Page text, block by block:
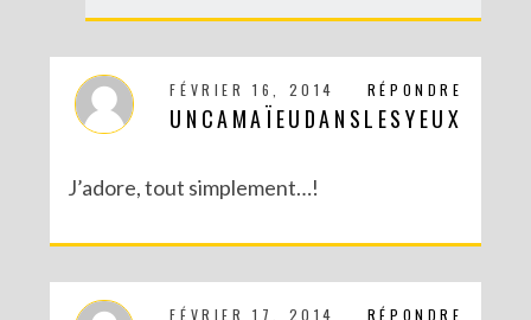
RÉPONDRE
FÉVRIER 16, 2014
UNCAMAÏEUDANSLESYEUX
J’adore, tout simplement…!
RÉPONDRE
FÉVRIER 17, 2014